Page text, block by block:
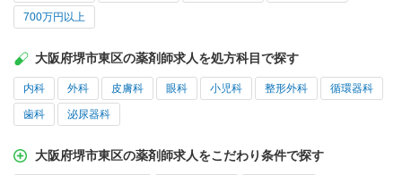
700万円以上
大阪府堺市東区の薬剤師求人を処方科目で探す
内科 外科 皮膚科 眼科 小児科 整形外科 循環器科
歯科 泌尿器科
大阪府堺市東区の薬剤師求人をこだわり条件で探す